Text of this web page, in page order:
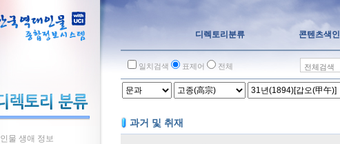
인물 생애 정보
디렉토리분류 콘텐츠색인
일치검색 표제어 전체 전체검색
과거 및 취재